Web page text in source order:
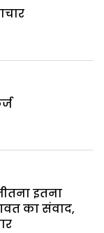
इतना
का संवाद,